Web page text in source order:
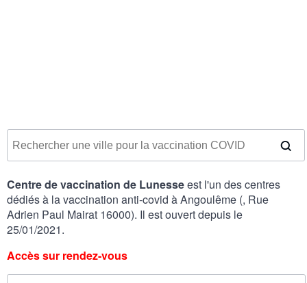
Centre de vaccination de Lunesseest l'un des centres
dédiés à la vaccination anti-covid à Angoulême (, Rue
Adrien Paul Mairat 16000). Il est ouvert depuis le
25/01/2021.
Accès sur rendez-vous